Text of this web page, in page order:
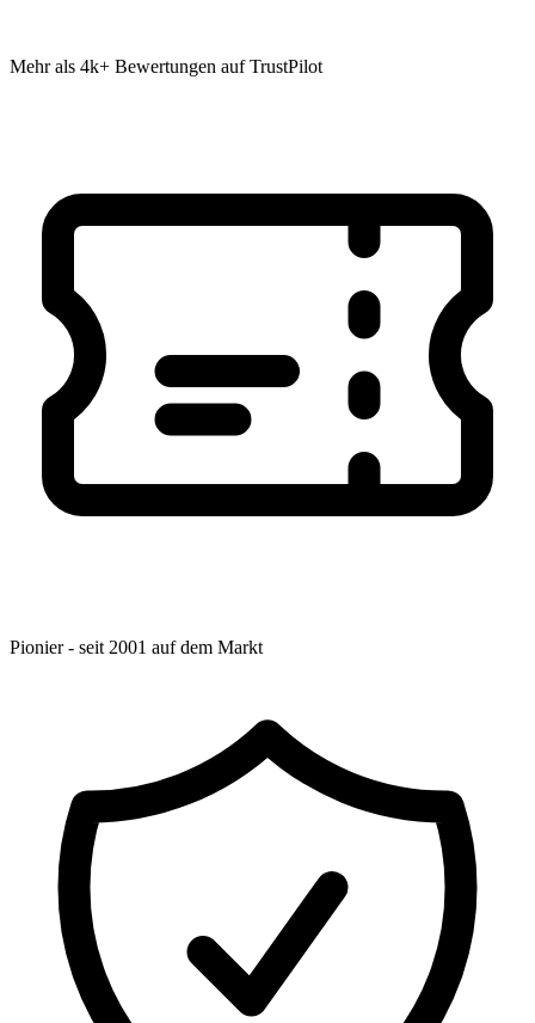
Mehr als 4k+ Bewertungen auf TrustPilot
Pionier - seit 2001 auf dem Markt